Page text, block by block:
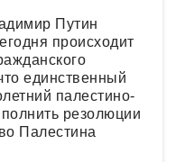
Путин
происходит
единственный
палестино-
резолюции
Палестина